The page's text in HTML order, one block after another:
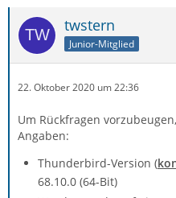
twstern
Junior-Mitglied
22. Oktober 2020 um 22:36
Um Rückfragen
Angaben:
Thunderbird-Version (
68.10.0 (64-Bit)